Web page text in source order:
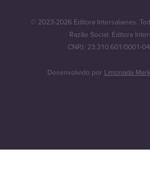
© 2023-2026 Editora Intersaberes.
Razão Social: Editora
CNPJ: 23.310.601/0001-
Desenvolvido por Limonada